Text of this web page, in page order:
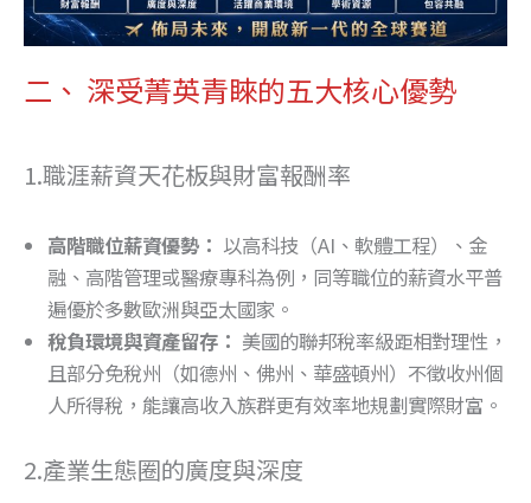
二、 深受菁英青睞的五大核心優勢
1.職涯薪資天花板與財富報酬率
高階職位薪資優勢： 以高科技（AI、軟體工程）、金
融、高階管理或醫療專科為例，同等職位的薪資水平普
遍優於多數歐洲與亞太國家。
稅負環境與資產留存： 美國的聯邦稅率級距相對理性，
且部分免稅州（如德州、佛州、華盛頓州）不徵收州個
人所得稅，能讓高收入族群更有效率地規劃實際財富。
2.產業生態圈的廣度與深度